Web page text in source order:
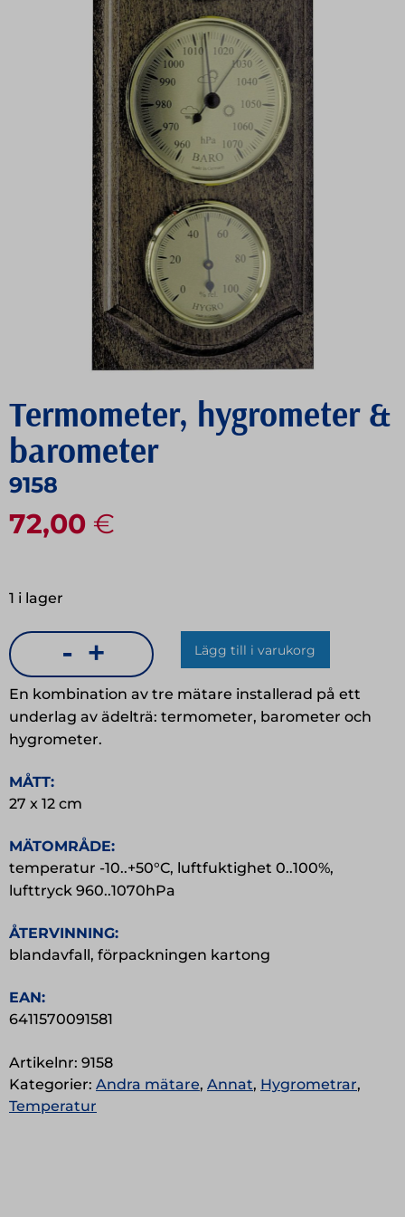
Termometer, hygrometer &
barometer
9158
72,00 €
1 i lager
-
Termometer,
hygrometer
&
barometer
+ Lägg till i varukorg
En kombination av tre mätare installerad på ett
underlag av ädelträ: termometer, barometer och
hygrometer.
MÅTT:
27 x 12 cm
MÄTOMRÅDE:
temperatur -10..+50°C, luftfuktighet 0..100%,
lufttryck 960..1070hPa
ÅTERVINNING:
blandavfall, förpackningen kartong
EAN:
6411570091581
Artikelnr: 9158
Kategorier: Andra mätare, Annat, Hygrometrar,
Temperatur